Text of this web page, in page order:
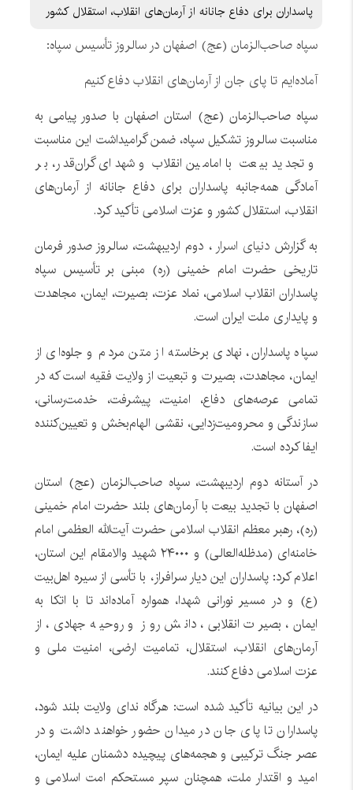
پاسداران برای دفاع جانانه از آرمان‌های انقلاب، استقلال کشور
سپاه صاحب‌الزمان (عج) اصفهان در سالروز تأسیس سپاه:
آماده‌ایم تا پای جان از آرمان‌های انقلاب دفاع کنیم
سپاه صاحب‌الزمان (عج) استان اصفهان با صدور پیامی به
مناسبت سالروز تشکیل سپاه، ضمن گرامیداشت این مناسبت
و تجدید بیعت با امامین انقلاب و شهدای گران‌قدر، بر
آمادگی همه‌جانبه پاسداران برای دفاع جانانه از آرمان‌های
انقلاب، استقلال کشور و عزت اسلامی تأکید کرد.
به گزارش دنیای اسرار ، دوم اردیبهشت، سالروز صدور فرمان
تاریخی حضرت امام خمینی (ره) مبنی بر تأسیس سپاه
پاسداران انقلاب اسلامی، نماد عزت، بصیرت، ایمان، مجاهدت
و پایداری ملت ایران است.
سپاه پاسداران، نهادی برخاسته از متن مردم و جلوه‌ای از
ایمان، مجاهدت، بصیرت و تبعیت از ولایت فقیه است که در
تمامی عرصه‌های دفاع، امنیت، پیشرفت، خدمت‌رسانی،
سازندگی و محرومیت‌زدایی، نقشی الهام‌بخش و تعیین‌کننده
ایفا کرده است.
در آستانه دوم اردیبهشت، سپاه صاحب‌الزمان (عج) استان
اصفهان با تجدید بیعت با آرمان‌های بلند حضرت امام خمینی
(ره)، رهبر معظم انقلاب اسلامی حضرت آیت‌الله العظمی امام
خامنه‌ای (مدظله‌العالی) و ۲۴۰۰۰ شهید والامقام این استان،
اعلام کرد: پاسداران این دیار سرافراز، با تأسی از سیره اهل‌بیت
(ع) و در مسیر نورانی شهدا، همواره آماده‌اند تا با اتکا به
ایمان، بصیرت انقلابی، دانش روز و روحیه جهادی، از
آرمان‌های انقلاب، استقلال، تمامیت ارضی، امنیت ملی و
عزت اسلامی دفاع کنند.
در این بیانیه تأکید شده است: هرگاه ندای ولایت بلند شود،
پاسداران تا پای جان در میدان حضور خواهند داشت و در
عصر جنگ ترکیبی و هجمه‌های پیچیده دشمنان علیه ایمان،
امید و اقتدار ملت، همچنان سپر مستحکم امت اسلامی و